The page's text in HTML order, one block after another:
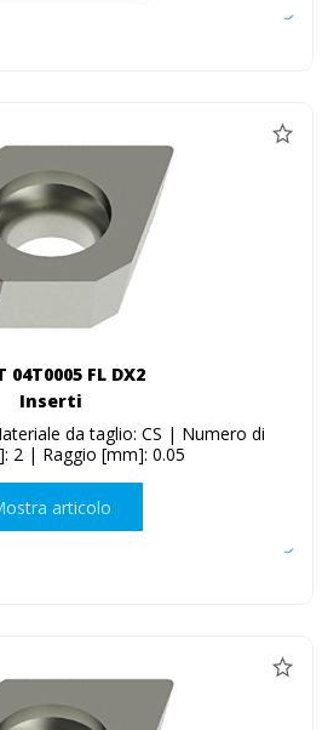
04T0005 FL DX2
Inserti
da taglio: CS | Numero di
2 | Raggio [mm]: 0.05
articolo